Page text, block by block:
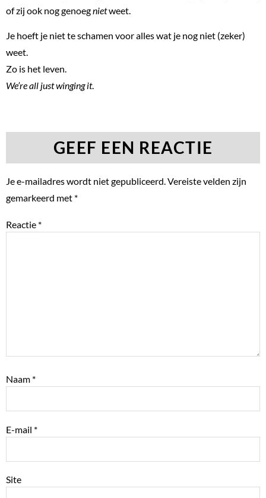
of zij ook nog genoegnietweet.
Je hoeft je niet te schamen voor alles wat je nog niet (zeker)
weet.
Zo is het leven.
We’re all just winging it.
GEEF EEN REACTIE
Je e-mailadres wordt niet gepubliceerd.Vereiste velden zijn
gemarkeerd met *
Reactie *
Naam *
E-mail *
Site